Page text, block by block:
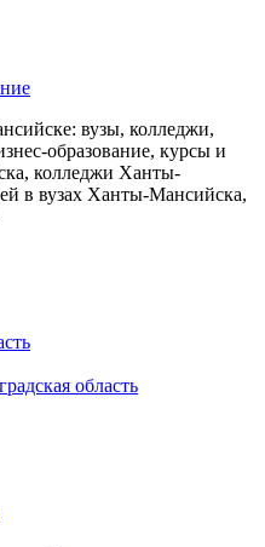
вузы, колледжи,
образование, курсы и
колледжи Ханты-
в вузах Ханты-Мансийска,
область